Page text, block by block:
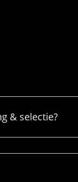
& selectie?